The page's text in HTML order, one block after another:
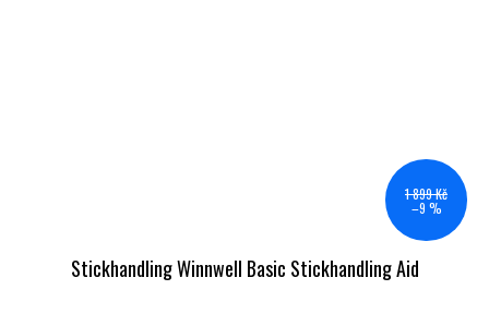
1 899 Kč
–9 %
Stickhandling Winnwell Basic Stickhandling Aid